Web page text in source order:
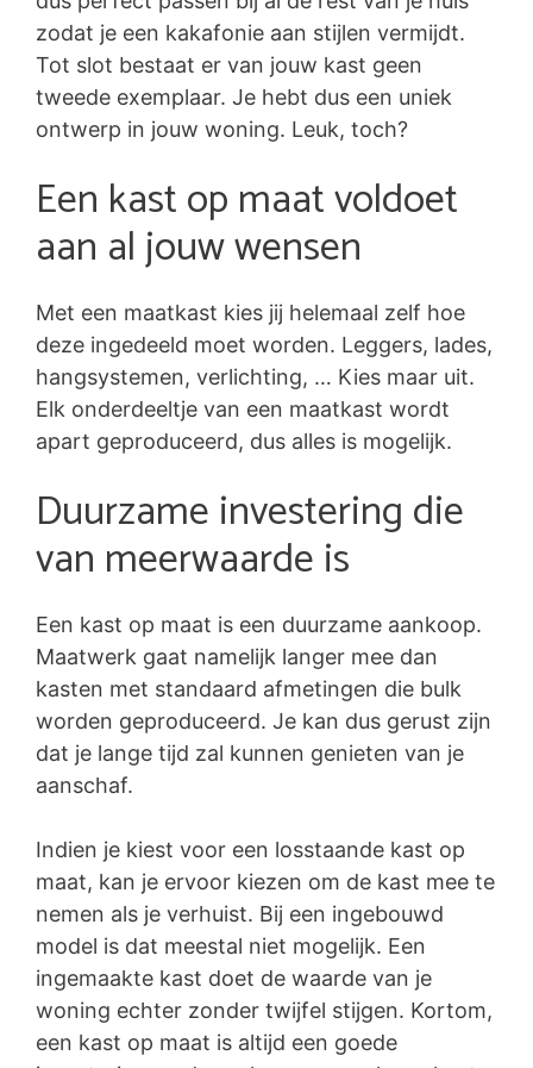
zodat je een kakafonie aan stijlen vermijdt.
Tot slot bestaat er van jouw kast geen
tweede exemplaar. Je hebt dus een uniek
ontwerp in jouw woning. Leuk, toch?
Een kast op maat voldoet
aan al jouw wensen
Met een maatkast kies jij helemaal zelf hoe
deze ingedeeld moet worden. Leggers, lades,
hangsystemen, verlichting, … Kies maar uit.
Elk onderdeeltje van een maatkast wordt
apart geproduceerd, dus alles is mogelijk.
Duurzame investering die
van meerwaarde is
Een kast op maat is een duurzame aankoop.
Maatwerk gaat namelijk langer mee dan
kasten met standaard afmetingen die bulk
worden geproduceerd. Je kan dus gerust zijn
dat je lange tijd zal kunnen genieten van je
aanschaf.
Indien je kiest voor een losstaande kast op
maat, kan je ervoor kiezen om de kast mee te
nemen als je verhuist. Bij een ingebouwd
model is dat meestal niet mogelijk. Een
ingemaakte kast doet de waarde van je
woning echter zonder twijfel stijgen. Kortom,
een kast op maat is altijd een goede